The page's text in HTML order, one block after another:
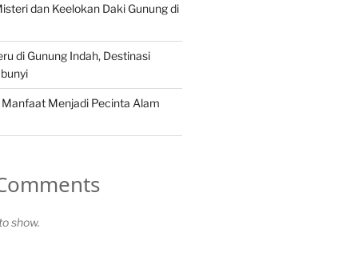
dan Keelokan Daki Gunung di
di Gunung Indah, Destinasi
Menjadi Pecinta Alam
show.